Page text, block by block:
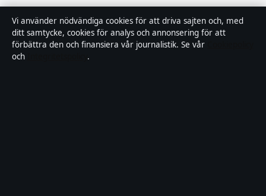
Om Saklinjen i korthet
Saklinjen är en oberoende svensk digital nyhetssajt
Vi använder nödvändiga cookies för att driva sajten och, med
ditt samtycke, cookies för analys och annonsering för att
förbättra den och finansiera vår journalistik. Se vår
och
.